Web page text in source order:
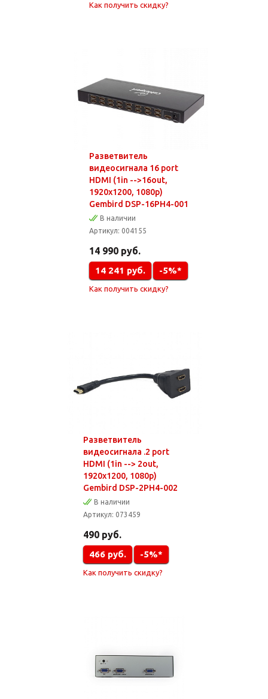
Как получить скидку?
Разветвитель
видеосигнала 16 port
HDMI (1in -->16out,
1920х1200, 1080p)
Gembird DSP-16PH4-001
В наличии
Артикул: 004155
14 990 руб.
14 241 руб. -5%*
Как получить скидку?
Разветвитель
видеосигнала .2 port
HDMI (1in --> 2out,
1920х1200, 1080p)
Gembird DSP-2PH4-002
В наличии
Артикул: 073459
490 руб.
466 руб. -5%*
Как получить скидку?